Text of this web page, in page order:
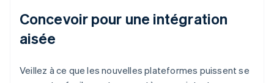
Concevoir pour une intégration
aisée
Veillez à ce que les nouvelles plateformes puissent se